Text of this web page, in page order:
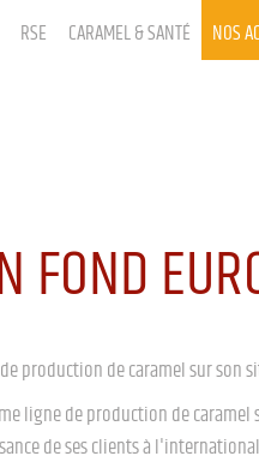
RSE CARAMEL & SANTÉ NOS
FOND
production de caramel sur son
ligne de production de
de ses clients à